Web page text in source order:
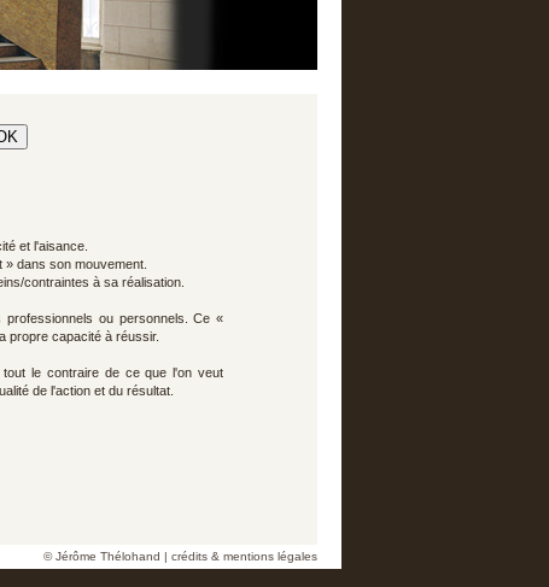
et l'aisance.
dans son mouvement.
contraintes à sa réalisation.
ou personnels. Ce «
propre capacité à réussir.
le contraire de ce que l'on veut
de l'action et du résultat.
© Jérôme Thélohand | crédits & mentions légales